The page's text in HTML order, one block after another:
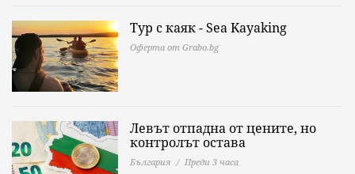
Тур с каяк - Sea Kayaking
Оферта от Grabo.bg
Левът отпадна от цените, но
контролът остава
България Преди 3 часа